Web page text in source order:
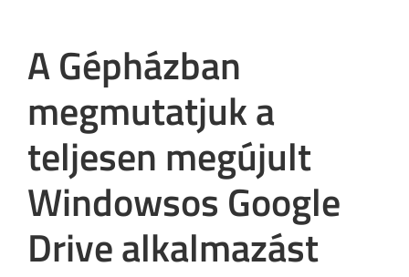
A Gépházban
megmutatjuk a
teljesen megújult
Windowsos Google
Drive alkalmazást